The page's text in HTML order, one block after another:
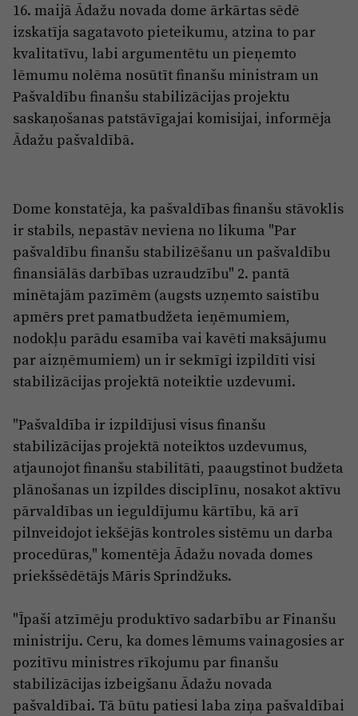
Sigulda
Jūrmala
Reklāma
Par laikrakstu
Privātuma politika
Ētikas kodekss
Sludinājumi
16. maijā Ādažu novada dome ārkārtas sēdē
izskatīja sagatavoto pieteikumu, atzina to par
kvalitatīvu, labi argumentētu un pieņemto
lēmumu nolēma nosūtīt finanšu ministram un
Pašvaldību finanšu stabilizācijas projektu
saskaņošanas patstāvīgajai komisijai, informēja
Ādažu pašvaldībā.
Dome konstatēja, ka pašvaldības finanšu stāvoklis
ir stabils, nepastāv neviena no likuma "Par
pašvaldību finanšu stabilizēšanu un pašvaldību
finansiālās darbības uzraudzību" 2. pantā
minētajām pazīmēm (augsts uzņemto saistību
apmērs pret pamatbudžeta ieņēmumiem,
nodokļu parādu esamība vai kavēti maksājumu
par aizņēmumiem) un ir sekmīgi izpildīti visi
stabilizācijas projektā noteiktie uzdevumi.
"Pašvaldība ir izpildījusi visus finanšu
stabilizācijas projektā noteiktos uzdevumus,
atjaunojot finanšu stabilitāti, paaugstinot budžeta
plānošanas un izpildes disciplīnu, nosakot aktīvu
pārvaldības un ieguldījumu kārtību, kā arī
pilnveidojot iekšējās kontroles sistēmu un darba
procedūras," komentēja Ādažu novada domes
priekšsēdētājs Māris Sprindžuks.
"Īpaši atzīmēju produktīvo sadarbību ar Finanšu
ministriju. Ceru, ka domes lēmums vainagosies ar
pozitīvu ministres rīkojumu par finanšu
stabilizācijas izbeigšanu Ādažu novada
pašvaldībai. Tā būtu patiesi laba ziņa pašvaldībai